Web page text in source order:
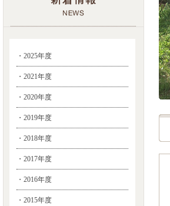
・2025年度
・2021年度
・2020年度
・2019年度
・2018年度
・2017年度
・2016年度
・2015年度